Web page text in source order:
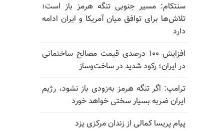
سنتکام: مسیر جنوبی تنگه هرمز باز است؛
تلاش‌ها برای توافق میان آمریکا و ایران ادامه
دارد
افزایش ۱۰۰ درصدی قیمت مصالح ساختمانی
در ایران؛ رکود شدید در ساخت‌وساز
ترامپ: اگر تنگه هرمز به‌زودی باز نشود، رژیم
ایران ضربه بسیار سختی خواهد خورد
پیام پریسا کمالی از زندان مرکزی یزد